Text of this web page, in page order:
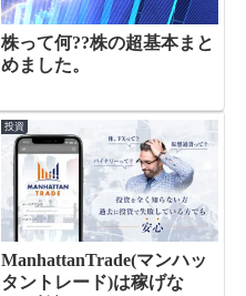
株って何??株の超基本まと
めました。
投資
ManhattanTrade(マンハッ
タントレード)は稼げな